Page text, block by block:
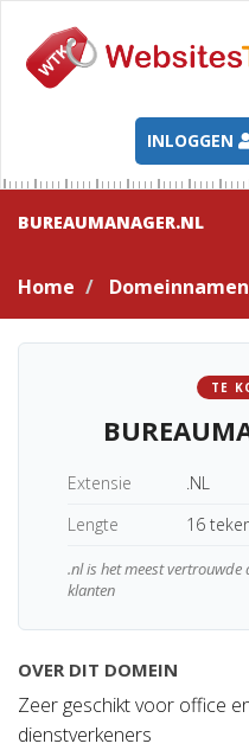
INLOGGEN
BUREAUMANAGER.NL
Home Domeinnamen
TE
Extensie
.NL
Lengte
16
.nl is het meest
klanten
OVER DIT DOMEIN
Zeer geschikt voor office
dienstverkeners